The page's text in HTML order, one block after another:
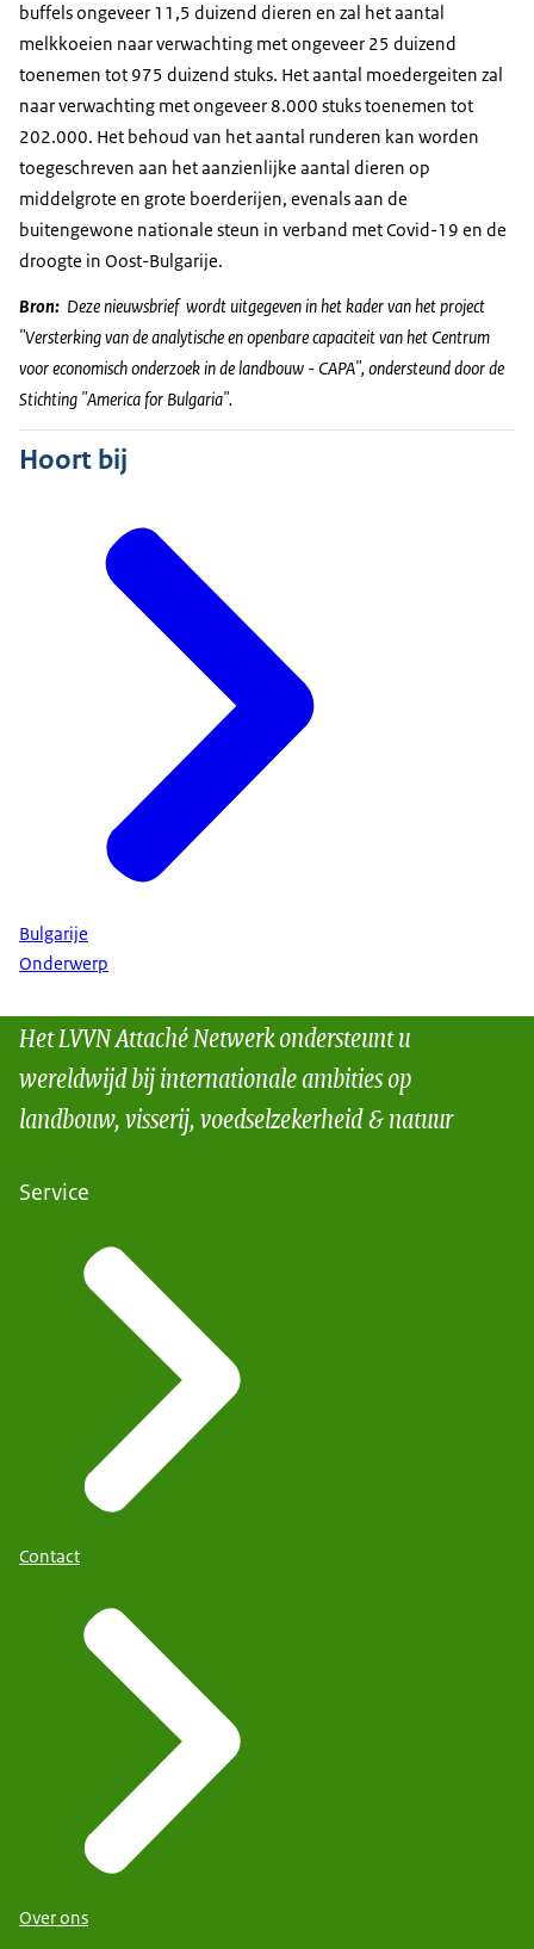
buffels ongeveer 11,5 duizend dieren en zal het aantal
melkkoeien naar verwachting met ongeveer 25 duizend
toenemen tot 975 duizend stuks. Het aantal moedergeiten zal
naar verwachting met ongeveer 8.000 stuks toenemen tot
202.000. Het behoud van het aantal runderen kan worden
toegeschreven aan het aanzienlijke aantal dieren op
middelgrote en grote boerderijen, evenals aan de
buitengewone nationale steun in verband met Covid-19 en de
droogte in Oost-Bulgarije.
Bron: Deze nieuwsbrief wordt uitgegeven in het kader van het project
"Versterking van de analytische en openbare capaciteit van het Centrum
voor economisch onderzoek in de landbouw - CAPA", ondersteund door de
Stichting "America for Bulgaria".
Hoort bij
Bulgarije
Onderwerp
Het LVVN Attaché Netwerk ondersteunt u
wereldwijd bij internationale ambities op
landbouw, visserij, voedselzekerheid & natuur
Service
Contact
Over ons